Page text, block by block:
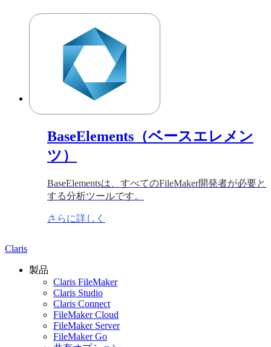
BaseElements（ベースエレメン
ツ）
BaseElementsは、すべてのFileMaker開発者が必要と
する分析ツールです。
さらに詳しく
Claris
製品
Claris FileMaker
Claris Studio
Claris Connect
FileMaker Cloud
FileMaker Server
FileMaker Go